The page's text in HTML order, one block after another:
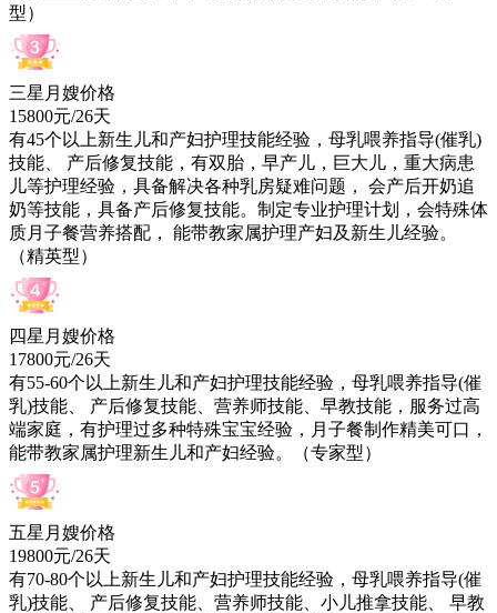
型）
三星月嫂价格
15800元/26天
有45个以上新生儿和产妇护理技能经验，母乳喂养指导(催乳)
技能、 产后修复技能，有双胎，早产儿，巨大儿，重大病患
儿等护理经验，具备解决各种乳房疑难问题， 会产后开奶追
奶等技能，具备产后修复技能。制定专业护理计划，会特殊体
质月子餐营养搭配， 能带教家属护理产妇及新生儿经验。
（精英型）
四星月嫂价格
17800元/26天
有55-60个以上新生儿和产妇护理技能经验，母乳喂养指导(催
乳)技能、 产后修复技能、营养师技能、早教技能，服务过高
端家庭，有护理过多种特殊宝宝经验，月子餐制作精美可口，
能带教家属护理新生儿和产妇经验。（专家型）
五星月嫂价格
19800元/26天
有70-80个以上新生儿和产妇护理技能经验，母乳喂养指导(催
乳)技能、 产后修复技能、营养师技能、小儿推拿技能、 早教